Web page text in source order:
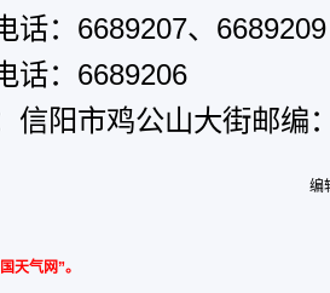
：6689207、6689209
：6689206
阳市鸡公山大街邮编
编
天气网”。